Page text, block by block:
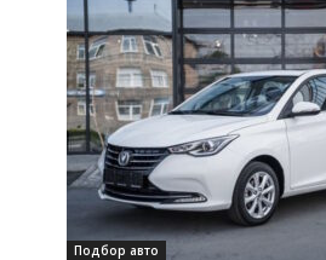
Подбор авто